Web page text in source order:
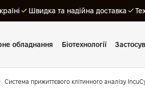
Швидка та надійна доставка
обладнання Біотехнології
Система прижиттєвого клітинного аналізу